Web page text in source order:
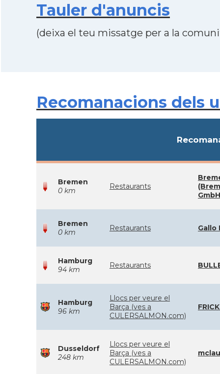
Tauler d'anuncis
(deixa el teu missatge per a la
Recomanacions dels
Bremen
0 km
Restaurants
Bremen
0 km
Restaurants Gallo
Hamburg
94 km
Restaurants
Hamburg
96 km
Llocs per veure el
Barça (ves a
CULERSALMON.com)
Dusseldorf
248 km
Llocs per veure el
Barça (ves a
CULERSALMON.com)